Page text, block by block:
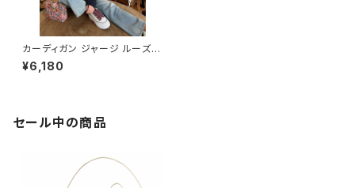
カーディガン ジャージ ルーズフ
ィット 長袖 コットン オリジナル
デザイン アメカジ バイク 学生
American casual original シ
ンプル 名入れ 刺繍
¥6,180
セール中の商品